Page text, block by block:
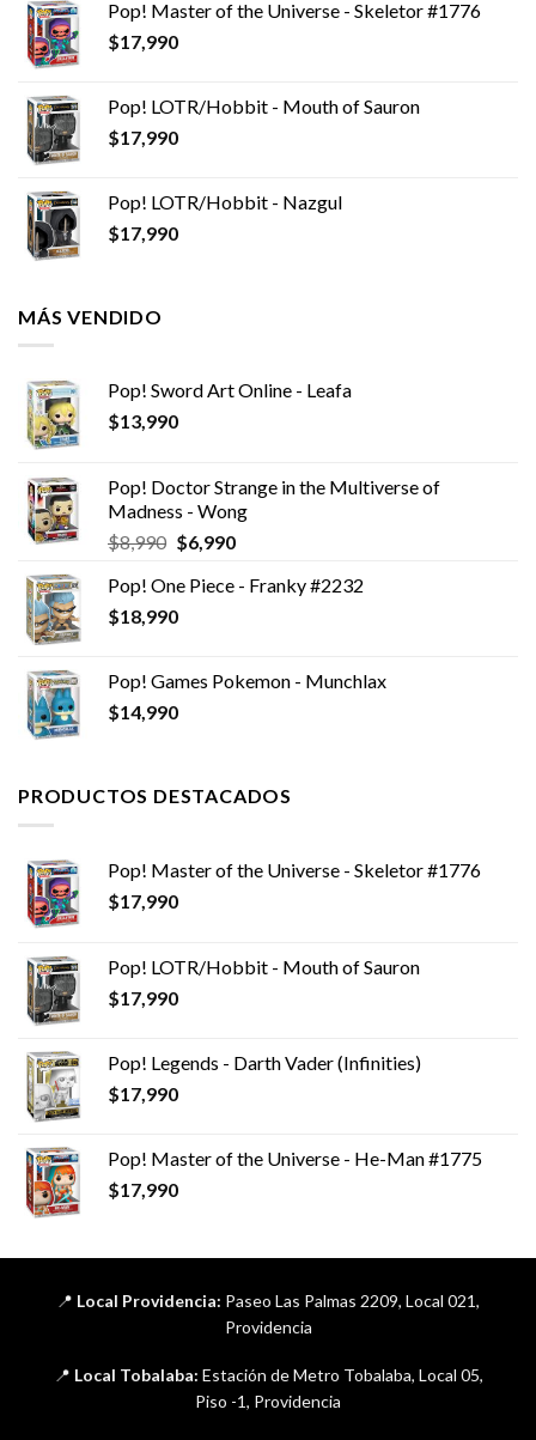
Pop! Master of the Universe - Skeletor #1776
$17,990
Pop! LOTR/Hobbit - Mouth of Sauron
$17,990
Pop! LOTR/Hobbit - Nazgul
$17,990
MÁS VENDIDO
Pop! Sword Art Online - Leafa
$13,990
Pop! Doctor Strange in the Multiverse of
Madness - Wong
$8,990 El
original
era:
$6,990El
actual
Pop! One Piece - Franky #2232
$18,990
Pop! Games Pokemon - Munchlax
$14,990
PRODUCTOS DESTACADOS
Pop! Master of the Universe - Skeletor #1776
$17,990
Pop! LOTR/Hobbit - Mouth of Sauron
$17,990
Pop! Legends - Darth Vader (Infinities)
$17,990
Pop! Master of the Universe - He-Man #1775
$17,990
📍 Local Providencia: Paseo Las Palmas 2209, Local 021,
Providencia
📍 Local Tobalaba: Estación de Metro Tobalaba, Local 05,
Piso -1, Providencia